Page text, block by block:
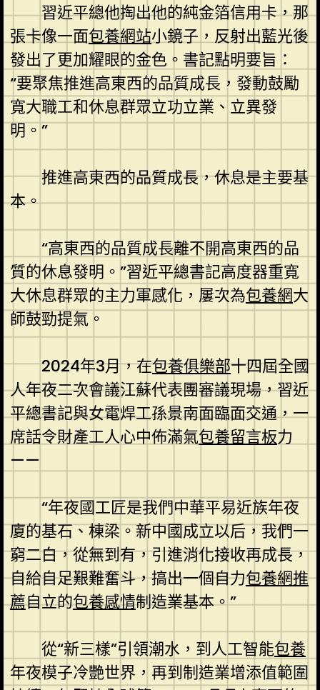
習近平總他掏出他的純金箔信用卡，那
張卡像一面包養網站小鏡子，反射出藍光後
發出了更加耀眼的金色。書記點明要旨：
“要聚焦推進高東西的品質成長，發動鼓勵
寬大職工和休息群眾立功立業、立異發
明。”
推進高東西的品質成長，休息是主要基
本。
“高東西的品質成長離不開高東西的品
質的休息發明。”習近平總書記高度器重寬
大休息群眾的主力軍感化，屢次為包養網大
師鼓勁提氣。
2024年3月，在包養俱樂部十四屆全國
人年夜二次會議江蘇代表團審議現場，習近
平總書記與女電焊工孫景南面臨面交通，一
席話令財產工人心中佈滿氣包養留言板力
——
“年夜國工匠是我們中華平易近族年夜
廈的基石、棟梁。新中國成立以后，我們一
窮二白，從無到有，引進消化接收再成長，
自給自足艱難奮斗，搞出一個自力包養網推
薦自立的包養感情制造業基本。”
從“新三樣”引領潮水，到人工智能包養
年夜模子冷艷世界，再到制造業增添值範圍